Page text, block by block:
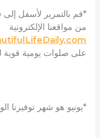
*قم بالتمرير لأسفل
من مواقعنا الإلكترونية
على صلوات يومية قوية
*يونيو هو شهر توفيرنا